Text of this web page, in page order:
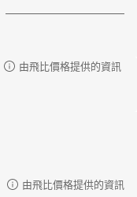
由飛比價格提供的資訊
由飛比價格提供的資訊